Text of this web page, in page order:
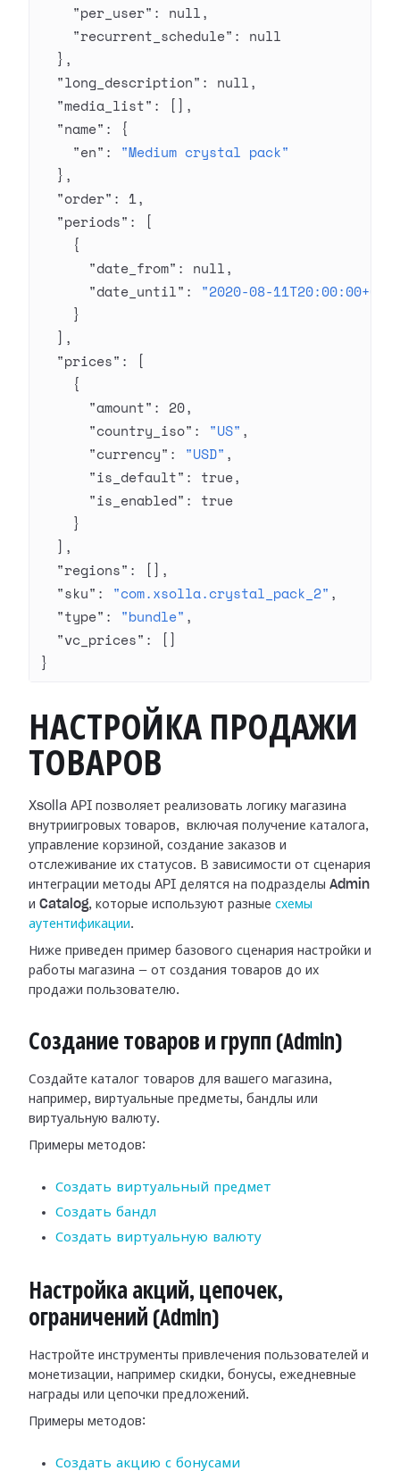
    "per_user"
: null,
    "recurrent_schedule"
: null
  },
  "long_description"
: null,
  "media_list"
: [],
  "name"
: {
    "en"
: "Medium crystal pack"
  },
  "order"
: 1,
  "periods"
: [
    {
      "date_from"
: null,
      "date_until"
: "2020-08-
    }
  ],
  "prices"
: [
    {
      "amount"
: 20,
      "country_iso"
: "US" ,
      "currency"
: "USD" ,
      "is_default"
: true,
      "is_enabled"
: true
    }
  ],
  "regions"
: [],
  "sku"
: "com.xsolla.crystal_pack_2" ,
  "type"
: "bundle" ,
  "vc_prices"
: []
}
НАСТРОЙКА ПРОДАЖИ
ТОВАРОВ
Xsolla API позволяет реализовать логику магазина
внутриигровых товаров, включая получение каталога,
управление корзиной, создание заказов и
отслеживание их статусов. В зависимости от сценария
интеграции методы API делятся на подразделы Admin
и Catalog, которые используют разные схемы
аутентификации.
Ниже приведен пример базового сценария настройки и
работы магазина — от создания товаров до их
продажи пользователю.
Создание товаров и групп (Admin)
Создайте каталог товаров для вашего магазина,
например, виртуальные предметы, бандлы или
виртуальную валюту.
Примеры методов:
Создать виртуальный предмет
Создать бандл
Создать виртуальную валюту
Настройка акций, цепочек,
ограничений (Admin)
Настройте инструменты привлечения пользователей и
монетизации, например скидки, бонусы, ежедневные
награды или цепочки предложений.
Примеры методов:
Создать акцию с бонусами